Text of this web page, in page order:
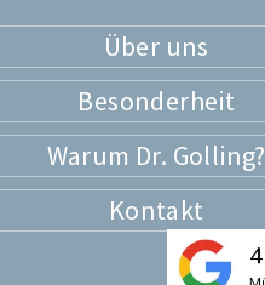
Über uns
Besonderheit
Warum Dr. Golling?
Kontakt